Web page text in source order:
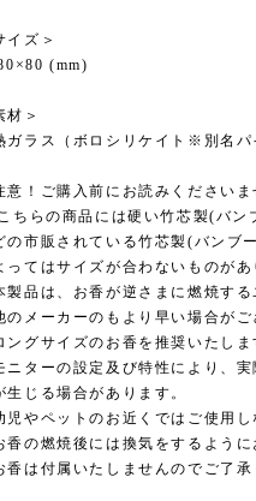
イズ＞
(mm)
材＞
ガラス（ボロシリケイト※別名パ
意！ご購入前にお読みくださいま
ちらの商品には硬い竹芯製(バ
の市販されている竹芯製(バンブ
ってはサイズが合わないものがあ
製品は、お香が逆さまに燃焼す
のメーカーのもより早い場合がご
ングサイズのお香を推奨いたしま
ニターの設定及び特性により、
生じる場合があります。
児やペットのお近くではご使用し
香の燃焼後には換気をするように
香は付属いたしませんのでご了承